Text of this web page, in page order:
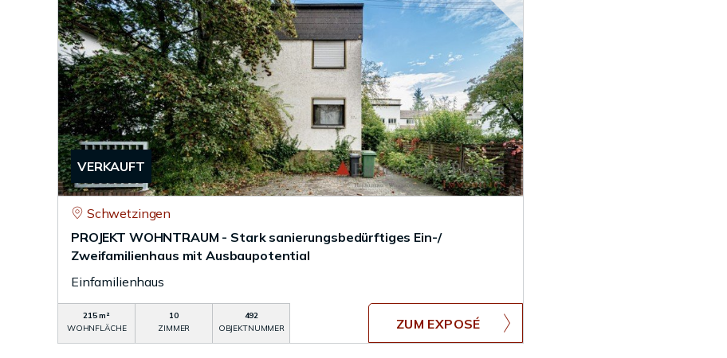
VERKAUFT
Schwetzingen
PROJEKT WOHNTRAUM - Stark sanierungsbedürftiges Ein-/
Zweifamilienhaus mit Ausbaupotential
Einfamilienhaus
215 m²
WOHNFLÄCHE
10
ZIMMER
492
OBJEKTNUMMER
ZUM EXPOSÉ